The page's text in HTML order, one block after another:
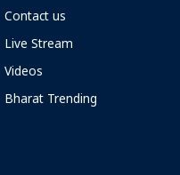
Contact us
Live Stream
Videos
Bharat Trending